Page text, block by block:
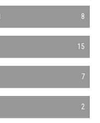
8
15
7
2